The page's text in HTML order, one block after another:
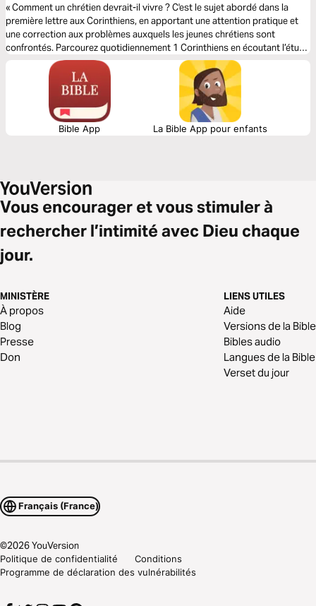
« Comment un chrétien devrait-il vivre ? C'est le sujet abordé dans la
première lettre aux Corinthiens, en apportant une attention pratique et
une correction aux problèmes auxquels les jeunes chrétiens sont
confrontés. Parcourez quotidiennement 1 Corinthiens en écoutant l’étude
audio et en lisant des versets sélectionnés de la parole de Dieu.
Bible App La Bible App pour enfants
Vous encourager et vous stimuler à
rechercher l’intimité avec Dieu chaque
jour.
MINISTÈRE
À propos
Blog
Presse
Don
LIENS UTILES
Aide
Versions de la Bible
Bibles audio
Langues de la Bible
Verset du jour
Français (France)
©2026YouVersion
Politique de confidentialité
Conditions
Programme de déclaration des vulnérabilités